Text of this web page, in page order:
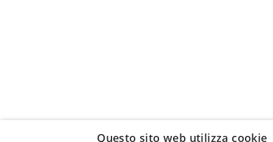
Questo sito web utilizza cookie